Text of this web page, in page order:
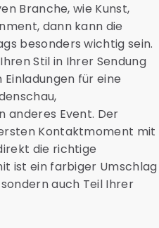
Branche, wie Kunst,
dann kann die
besonders wichtig sein.
Stil in Ihrer Sendung
für eine
anderes Event. Der
Kontaktmoment mit
die richtige
ist ein farbiger Umschlag
auch Teil Ihrer